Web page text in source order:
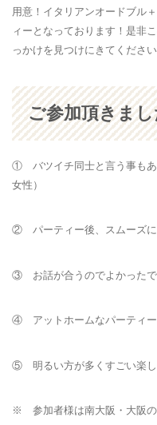
用意！イタリアンオードブル
ィーとなっております！是非
っかけを見つけにきてくださ
ご参加頂きま
① バツイチ同士と言う事もあ
女性）
② パーティー後、スムーズに
③ お話が合うのでよかったで
④ アットホームなパーティー
⑤ 明るい方が多くすごい楽し
※ 参加者様は南大阪・大阪の